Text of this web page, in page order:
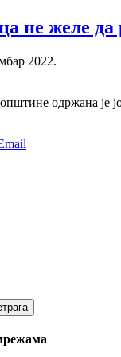
не желе да
2022.
одржана је